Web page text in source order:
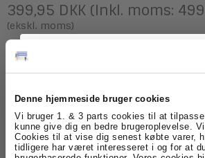
Denne hjemmeside bruger cookies
Vi bruger 1. & 3 parts cookies til at
kunne give dig en bedre brugeroplevelse.
Cookies til at vise dig senest købte varer,
tidligere har været interesseret i og for at
399,95 DKK (Inkl. moms:
(ekskl. moms)
Model/Varenr.:
ESS624015
Lagerstatus:
Varen er på lager.
stk.
Tilmeld dig